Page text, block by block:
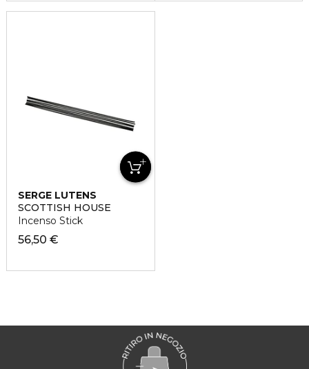
SERGE LUTENS
SCOTTISH HOUSE
Incenso Stick
56,50 €